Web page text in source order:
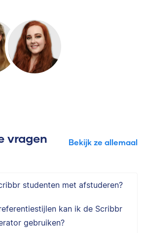
vragen Bekijk ze allemaal
studenten met afstuderen?
kan ik de Scribbr
gebruiken?